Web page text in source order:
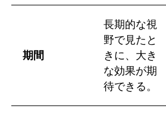
期間
長期的な視
野で見たと
きに、大き
な効果が期
待できる。